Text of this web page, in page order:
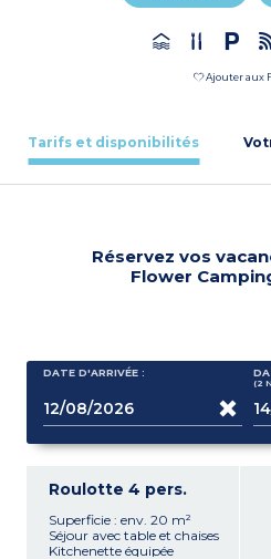
Ajouter aux
Tarifs et disponibilités
Réservez vos
Flower
DATE D'ARRIVÉE :
(2
Roulotte 4 pers.
Superficie : env. 20 m²
Séjour avec table et chaises
Kitchenette équipée